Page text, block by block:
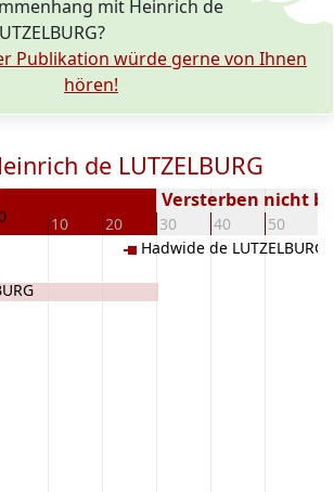
mit Heinrich de
Publikation würde gerne von Ihnen
hören!
de LUTZELBURG
10 20 30 40 50
Versterben nicht
Hadwide de LUTZELBURG